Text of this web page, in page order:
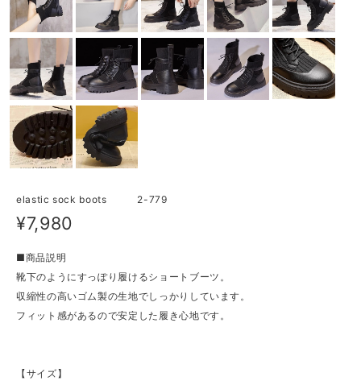
elastic sock boots 2-779
¥7,980
■商品説明
靴下のようにすっぽり履けるショートブーツ。
収縮性の高いゴム製の生地でしっかりしています。
フィット感があるので安定した履き心地です。
【サイズ】